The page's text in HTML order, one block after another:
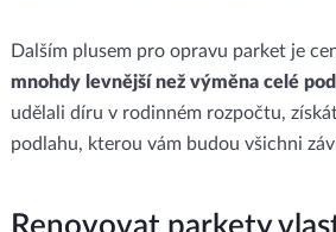
Dalším plusem pro opravu parket je
mnohdy levnější než výměna celé
udělali díru v rodinném rozpočtu,
podlahu, kterou vám budou všichni